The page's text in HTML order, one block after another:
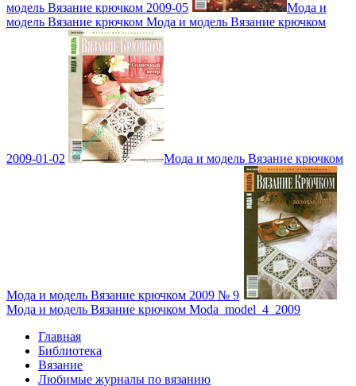
модель Вязание крючком 2009-05
Мода и
модель Вязание крючком Мода и модель Вязание крючком
2009-01-02 Мода и модель Вязание крючком
Мода и модель Вязание крючком 2009 № 9
Мода и модель Вязание крючком Moda_model_4_2009
Главная
Библиотека
Вязание
Любимые журналы по вязанию